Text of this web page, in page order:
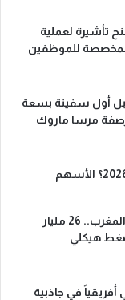
تأشيرة لعملية
المخصصة للموظفين
أول سفينة بسعة
أين تستثمر أموالك في 2026؟ الأسهم
سوق توزيع الأدوية في المغرب.. 26 مليار
هيكلي
والثاني أفريقياً في جاذبية